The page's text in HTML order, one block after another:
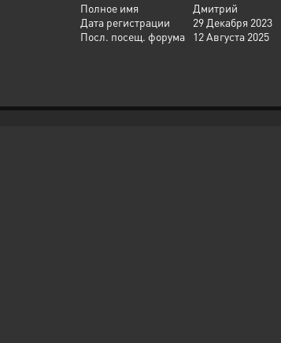
Полное имя
Дмитрий
Дата регистрации
29 Декабря 2023
Посл. посещ. форума
12 Августа 2025